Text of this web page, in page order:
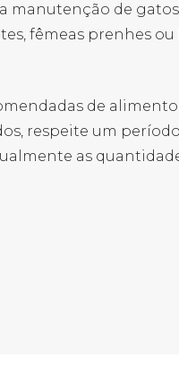
manutenção de
fêmeas prenhes ou
de
respeite um
as